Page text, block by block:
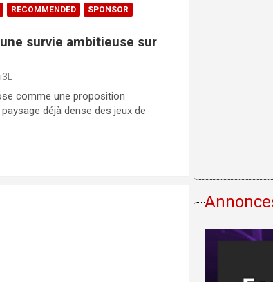
RECOMMENDED SPONSOR
survie ambitieuse sur
comme une proposition
déjà dense des jeux de